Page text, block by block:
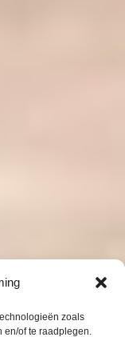
zoals
en/of te raadplegen.